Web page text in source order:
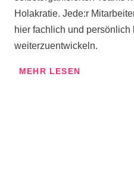
Holakratie. Jede:r
hier fachlich und persönlich
weiterzuentwickeln.
MEHR LESEN